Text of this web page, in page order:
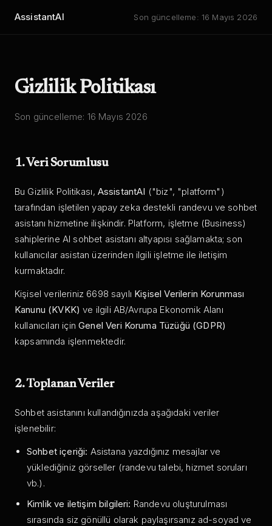
AssistantAI Son güncelleme: 16 Mayıs 2026
Gizlilik Politikası
Son güncelleme: 16 Mayıs 2026
1. Veri Sorumlusu
Bu Gizlilik Politikası, AssistantAI ("biz", "platform")
tarafından işletilen yapay zeka destekli randevu ve sohbet
asistanı hizmetine ilişkindir. Platform, işletme (Business)
sahiplerine AI sohbet asistanı altyapısı sağlamakta; son
kullanıcılar asistan üzerinden ilgili işletme ile iletişim
kurmaktadır.
Kişisel verileriniz 6698 sayılı Kişisel Verilerin Korunması
Kanunu (KVKK) ve ilgili AB/Avrupa Ekonomik Alanı
kullanıcıları için Genel Veri Koruma Tüzüğü (GDPR)
kapsamında işlenmektedir.
2. Toplanan Veriler
Sohbet asistanını kullandığınızda aşağıdaki veriler
işlenebilir:
Sohbet içeriği: Asistana yazdığınız mesajlar ve
yüklediğiniz görseller (randevu talebi, hizmet soruları
vb.).
Kimlik ve iletişim bilgileri: Randevu oluşturulması
sırasında siz gönüllü olarak paylaşırsanız ad-soyad ve